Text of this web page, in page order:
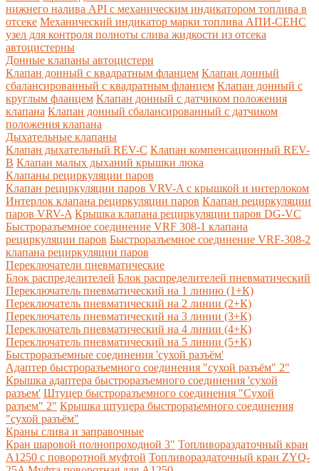
нижнего налива API с механическим индикатором топлива в
отсеке Механический индикатор марки топлива АПИ-СЕНС
узел для контроля полноты слива жидкости из отсека
автоцистерны
Донные клапаны автоцистерн
Клапан донный с квадратным фланцем Клапан донный
сбалансированный с квадратным фланцем Клапан донный с
круглым фланцем Клапан донный с датчиком положения
клапана Клапан донный сбалансированный с датчиком
положения клапана
Дыхательные клапаны
Клапан дыхательный REV-C Клапан компенсационный REV-
B Клапан малых дыханий крышки люка
Клапаны рециркуляции паров
Клапан рециркуляции паров VRV-A с крышкой и интерлоком
Интерлок клапана рециркуляции паров Клапан рециркуляции
паров VRV-A Крышка клапана рециркуляции паров DG-VC
Быстроразъемное соединение VRF 308-1 клапана
рециркуляции паров Быстроразъемное соединение VRF-308-2
клапана рециркуляции паров
Переключатели пневматические
Блок распределителей Блок распределителей пневматический
Переключатель пневматический на 1 линию (1+К)
Переключатель пневматический на 2 линии (2+К)
Переключатель пневматический на 3 линии (3+К)
Переключатель пневматический на 4 линии (4+К)
Переключатель пневматический на 5 линии (5+К)
Быстроразъемные соединения 'сухой разъём'
Адаптер быстроразъемного соединения "сухой разъём" 2"
Крышка адаптера быстроразъемного соединения 'сухой
разъем' Штуцер быстроразъемного соединения "Сухой
разъем" 2" Крышка штуцера быстрораъемного соединения
"сухой разъём"
Краны слива и заправочные
Кран шаровой полнопроходной 3" Топливораздаточный кран
A1250 с поворотной муфтой Топливораздаточный кран ZYQ-